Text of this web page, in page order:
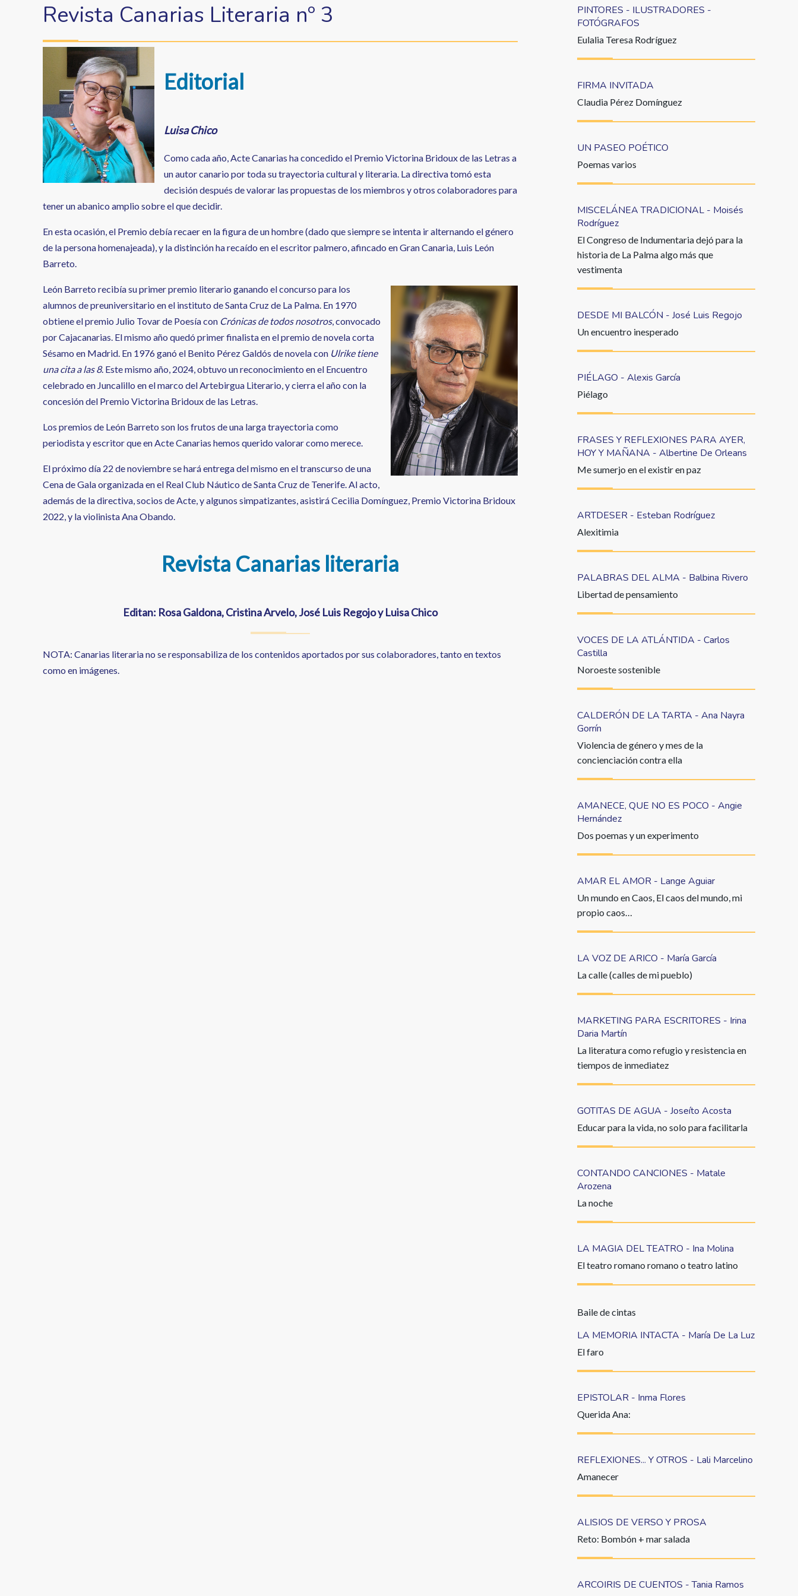
enlaces
de
ayuda
la
navegación
Revista Canarias Literaria nº 3
Editorial
Luisa Chico
Como cada año, Acte Canarias ha concedido el Premio Victorina Bridoux de las Letras a
un autor canario por toda su trayectoria cultural y literaria. La directiva tomó esta
decisión después de valorar las propuestas de los miembros y otros colaboradores para
tener un abanico amplio sobre el que decidir.
En esta ocasión, el Premio debía recaer en la figura de un hombre (dado que siempre se intenta ir alternando el género
de la persona homenajeada), y la distinción ha recaído en el escritor palmero, afincado en Gran Canaria, Luis León
Barreto.
León Barreto recibía su primer premio literario ganando el concurso para los
alumnos de preuniversitario en el instituto de Santa Cruz de La Palma. En 1970
obtiene el premio Julio Tovar de Poesía con Crónicas de todos nosotros, convocado
por Cajacanarias. El mismo año quedó primer finalista en el premio de novela corta
Sésamo en Madrid. En 1976 ganó el Benito Pérez Galdós de novela con Ulrike tiene
una cita a las 8. Este mismo año, 2024, obtuvo un reconocimiento en el Encuentro
celebrado en Juncalillo en el marco del Artebirgua Literario, y cierra el año con la
concesión del Premio Victorina Bridoux de las Letras.
Los premios de León Barreto son los frutos de una larga trayectoria como
periodista y escritor que en Acte Canarias hemos querido valorar como merece.
El próximo día 22 de noviembre se hará entrega del mismo en el transcurso de una
Cena de Gala organizada en el Real Club Náutico de Santa Cruz de Tenerife. Al acto,
además de la directiva, socios de Acte, y algunos simpatizantes, asistirá Cecilia Domínguez, Premio Victorina Bridoux
2022, y la violinista Ana Obando.
Revista Canarias literaria
Editan: Rosa Galdona, Cristina Arvelo, José Luis Regojo y Luisa Chico
NOTA: Canarias literaria no se responsabiliza de los contenidos aportados por sus colaboradores, tanto en textos
como en imágenes.
PINTORES - ILUSTRADORES -
FOTÓGRAFOS
Eulalia Teresa Rodríguez
FIRMA INVITADA
Claudia Pérez Domínguez
UN PASEO POÉTICO
Poemas varios
MISCELÁNEA TRADICIONAL - Moisés
Rodríguez
El Congreso de Indumentaria dejó para la
historia de La Palma algo más que
vestimenta
DESDE MI BALCÓN - José Luis Regojo
Un encuentro inesperado
PIÉLAGO - Alexis García
Piélago
FRASES Y REFLEXIONES PARA AYER,
HOY Y MAÑANA - Albertine De Orleans
Me sumerjo en el existir en paz
ARTDESER - Esteban Rodríguez
Alexitimia
PALABRAS DEL ALMA - Balbina Rivero
Libertad de pensamiento
VOCES DE LA ATLÁNTIDA - Carlos
Castilla
Noroeste sostenible
CALDERÓN DE LA TARTA - Ana Nayra
Gorrín
Violencia de género y mes de la
concienciación contra ella
AMANECE, QUE NO ES POCO - Angie
Hernández
Dos poemas y un experimento
AMAR EL AMOR - Lange Aguiar
Un mundo en Caos, El caos del mundo, mi
propio caos…
LA VOZ DE ARICO - María García
La calle (calles de mi pueblo)
MARKETING PARA ESCRITORES - Irina
Daria Martín
La literatura como refugio y resistencia en
tiempos de inmediatez
GOTITAS DE AGUA - Joseíto Acosta
Educar para la vida, no solo para facilitarla
CONTANDO CANCIONES - Matale
Arozena
La noche
LA MAGIA DEL TEATRO - Ina Molina
El teatro romano romano o teatro latino
Baile de cintas
LA MEMORIA INTACTA - María De La Luz
El faro
EPISTOLAR - Inma Flores
Querida Ana:
REFLEXIONES... Y OTROS - Lali Marcelino
Amanecer
ALISIOS DE VERSO Y PROSA
Reto: Bombón + mar salada
ARCOIRIS DE CUENTOS - Tania Ramos